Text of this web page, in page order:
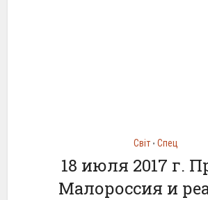
Світ • Спец
18 июля 2017 г.
Малороссия и